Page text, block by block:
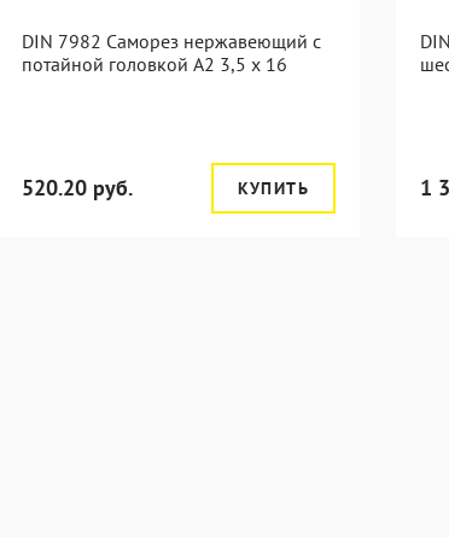
DIN 7982 Саморез нержавеющий с
потайной головкой А2 3,5 x 16
520.20 руб. КУПИТЬ 1